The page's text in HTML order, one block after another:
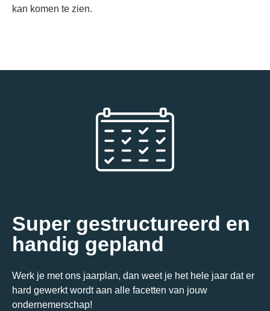
kan komen te zien.
Super gestructureerd en
handig gepland
Werk je met ons jaarplan, dan weet je het hele jaar dat er
hard gewerkt wordt aan alle facetten van jouw
ondernemerschap!